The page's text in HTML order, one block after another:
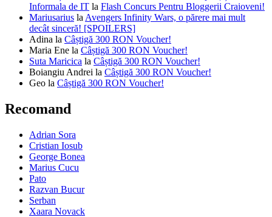
Informala de IT la Flash Concurs Pentru Bloggerii Craioveni!
Mariusarius la Avengers Infinity Wars, o părere mai mult
decât sinceră! [SPOILERS]
Adina la Câștigă 300 RON Voucher!
Maria Ene la Câștigă 300 RON Voucher!
Suta Maricica la Câștigă 300 RON Voucher!
Boiangiu Andrei la Câștigă 300 RON Voucher!
Geo la Câștigă 300 RON Voucher!
Recomand
Adrian Sora
Cristian Iosub
George Bonea
Marius Cucu
Pato
Razvan Bucur
Serban
Xaara Novack